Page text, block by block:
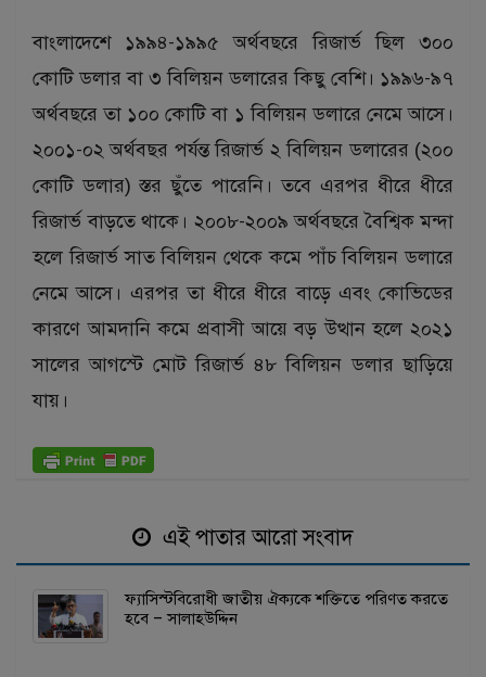
বাংলাদেশে ১৯৯৪-১৯৯৫ অর্থবছরে রিজার্ভ ছিল ৩০০
কোটি ডলার বা ৩ বিলিয়ন ডলারের কিছু বেশি। ১৯৯৬-৯৭
অর্থবছরে তা ১০০ কোটি বা ১ বিলিয়ন ডলারে নেমে আসে।
২০০১-০২ অর্থবছর পর্যন্ত রিজার্ভ ২ বিলিয়ন ডলারের (২০০
কোটি ডলার) স্তর ছুঁতে পারেনি। তবে এরপর ধীরে ধীরে
রিজার্ভ বাড়তে থাকে। ২০০৮-২০০৯ অর্থবছরে বৈশ্বিক মন্দা
হলে রিজার্ভ সাত বিলিয়ন থেকে কমে পাঁচ বিলিয়ন ডলারে
নেমে আসে। এরপর তা ধীরে ধীরে বাড়ে এবং কোভিডের
কারণে আমদানি কমে প্রবাসী আয়ে বড় উত্থান হলে ২০২১
সালের আগস্টে মোট রিজার্ভ ৪৮ বিলিয়ন ডলার ছাড়িয়ে
যায়।
এই পাতার আরো সংবাদ
ফ্যাসিস্টবিরোধী জাতীয় ঐক্যকে শক্তিতে পরিণত করতে
হবে – সালাহউদ্দিন